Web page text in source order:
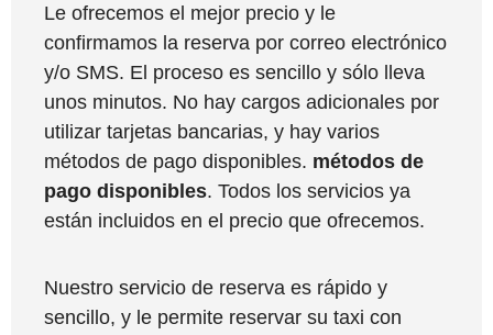
Le ofrecemos el mejor precio y le
confirmamos la reserva por correo electrónico
y/o SMS. El proceso es sencillo y sólo lleva
unos minutos. No hay cargos adicionales por
utilizar tarjetas bancarias, y hay varios
métodos de pago disponibles. métodos de
pago disponibles. Todos los servicios ya
están incluidos en el precio que ofrecemos.
Nuestro servicio de reserva es rápido y
sencillo, y le permite reservar su taxi con